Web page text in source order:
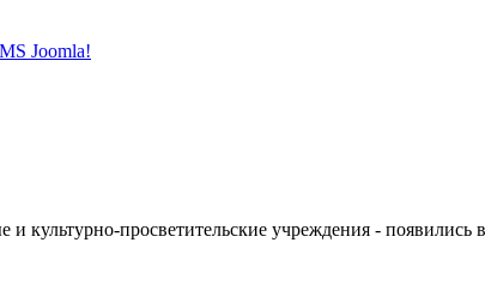
Joomla!
и культурно-просветительские учреждения -